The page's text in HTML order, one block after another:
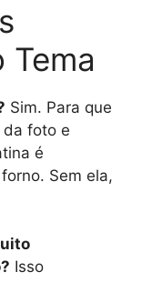
Tema
Sim. Para que
foto e
é
Sem ela,
Isso